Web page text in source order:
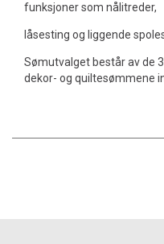
funksjoner som nålitreder,
låsesting og liggende
Sømutvalget består av de
dekor- og quiltesømmene